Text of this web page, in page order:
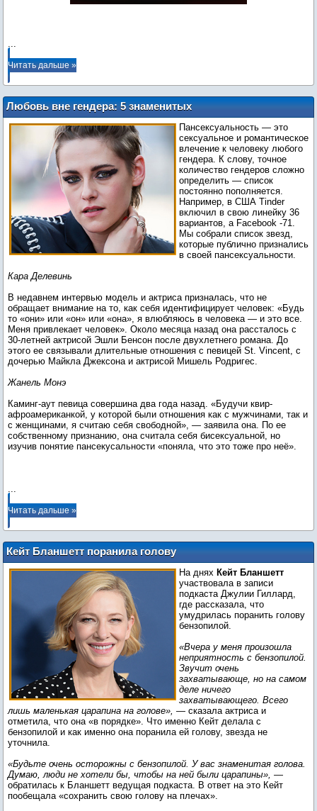
...
Читать дальше »
Любовь вне гендера: 5 знаменитых
пансексуалов
Пансексуальность — это
сексуальное и романтическое
влечение к человеку любого
гендера. К слову, точное
количество гендеров сложно
определить — список
постоянно пополняется.
Например, в США Tinder
включил в свою линейку 36
вариантов, а Facebook -71.
Мы собрали список звезд,
которые публично признались
в своей пансексуальности.
Кара Делевинь
В недавнем интервью модель и актриса призналась, что не
обращает внимание на то, как себя идентифицирует человек: «Будь
то «они» или «он» или «она», я влюбляюсь в человека — и это все.
Меня привлекает человек». Около месяца назад она рассталось с
30-летней актрисой Эшли Бенсон после двухлетнего романа. До
этого ее связывали длительные отношения с певицей St. Vincent, с
дочерью Майкла Джексона и актрисой Мишель Родригес.
Жанель Монэ
Каминг-аут певица совершина два года назад. «Будучи квир-
афроамериканкой, у которой были отношения как с мужчинами, так и
с женщинами, я считаю себя свободной», — заявила она. По ее
собственному признанию, она считала себя бисексуальной, но
изучив понятие пансекусальности «поняла, что это тоже про неё».
...
Читать дальше »
Кейт Бланшетт поранила голову
бензопилой: «Очень захватывающе»
На днях Кейт Бланшетт
участвовала в записи
подкаста Джулии Гиллард,
где рассказала, что
умудрилась поранить голову
бензопилой.
«Вчера у меня произошла
неприятность с бензопилой.
Звучит очень
захватывающе, но на самом
деле ничего
захватывающего. Всего
лишь маленькая царапина на голове», — сказала актриса и
отметила, что она «в порядке». Что именно Кейт делала с
бензопилой и как именно она поранила ей голову, звезда не
уточнила.
«Будьте очень осторожны с бензопилой. У вас знаменитая голова.
Думаю, люди не хотели бы, чтобы на ней были царапины», —
обратилась к Бланшетт ведущая подкаста. В ответ на это Кейт
пообещала «сохранить свою голову на плечах».